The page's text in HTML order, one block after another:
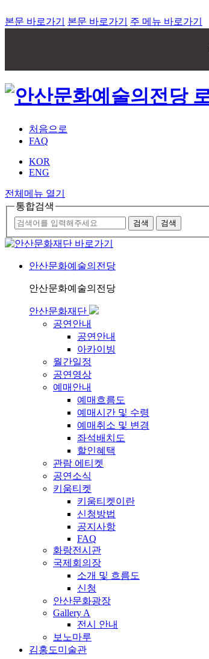
본문 바로가기 본문 바로가기 주 메뉴 바로가기
처음으로
FAQ
KOR
ENG
전체메뉴 열기
통합검색
안산문화예술의전당
안산문화예술의전당
안산문화재단
공연안내
공연안내
아카이빙
월간일정
공연영상
예매안내
예매흐름도
예매시간 및 수령
예매취소 및 변경
좌석배치도
할인혜택
관람 에티켓
공연소식
키움티켓
키움티켓이란
신청방법
공지사항
FAQ
화랑전시관
국제회의장
소개 및 흐름도
신청
안산문화광장
Gallery A
전시 안내
보노마루
김홍도미술관